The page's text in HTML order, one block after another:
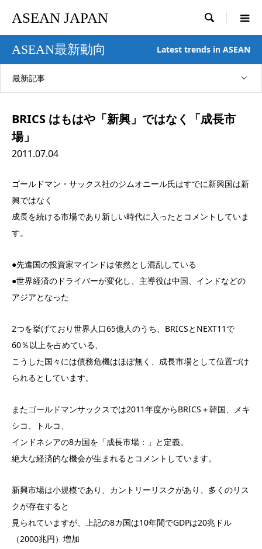
ASEAN JAPAN 
ASEAN最新動向 Latest trends in ASEAN
最新記事
BRICS はもはや「新興」ではなく「成長市
場」
2011.07.04
ゴールドマン・サックス社のジムオニール氏はすでに新興国は新
興ではなく
成長を続ける市場であり新しい時代に入ったとコメントしていま
す。
●先進国の投資家マインドは依然とし混乱している
●世界経済のドライバーが変化し、主導役は中国、インドなどの
アジアとなった
2つを挙げており世界人口65億人のうち、BRICSとNEXT11で
60％以上を占めている、
こうした国々には債務危機はほぼ無く、成長市場として位置づけ
られるとしています。
またゴールドマンサックスでは2011年度からBRICS＋韓国、メキ
シコ、トルコ、
インドネシアの8カ国を「成長市場：」と定義。
絶大な経済的な機会が生まれるとコメントしています。
新興市場は小規模であり、カントリーリスクがあり、多くのリス
クが存在すると
見られていますが、上記の8カ国は10年間でGDPは20兆ドル
（2000兆円）増加